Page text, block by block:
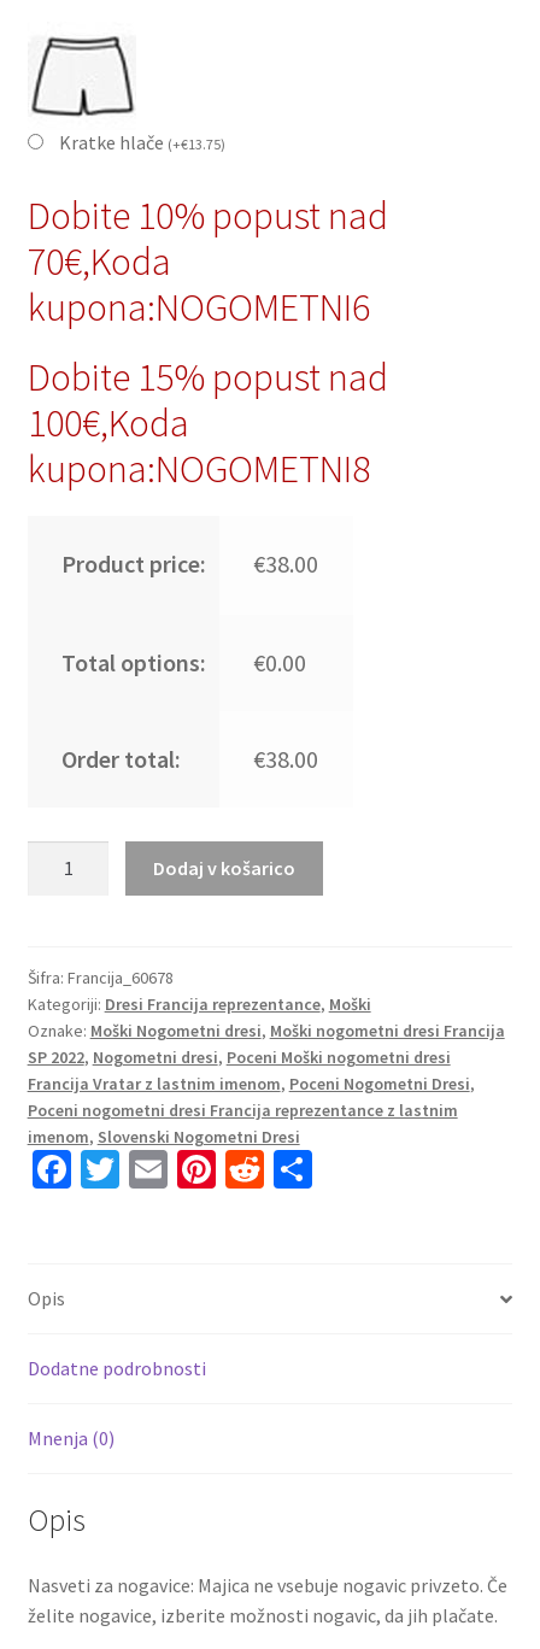
Kratke hlače (+€13.75)
Dobite 10% popust nad
70€,Koda
kupona:NOGOMETNI6
Dobite 15% popust nad
100€,Koda
kupona:NOGOMETNI8
Product price: €38.00
Total options: €0.00
Order total: €38.00
Francija
Domači
SP
2022
Kratek
Rokav
+
Kratke
količina
Dodaj v košarico
Šifra: Francija_60678
Kategoriji: Dresi Francija reprezentance, Moški
Oznake: Moški Nogometni dresi, Moški nogometni dresi Francija
SP 2022, Nogometni dresi, Poceni Moški nogometni dresi
Francija Vratar z lastnim imenom, Poceni Nogometni Dresi,
Poceni nogometni dresi Francija reprezentance z lastnim
imenom, Slovenski Nogometni Dresi
Fa
k
T E Pi R S
Opis
Dodatne podrobnosti
Mnenja (0)
Opis
Nasveti za nogavice: Majica ne vsebuje nogavic privzeto. Če
želite nogavice, izberite možnosti nogavic, da jih plačate.